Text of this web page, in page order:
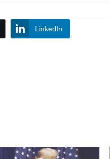
LinkedIn